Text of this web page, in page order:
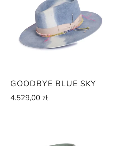
GOODBYE BLUE SKY
4.529,00 zł